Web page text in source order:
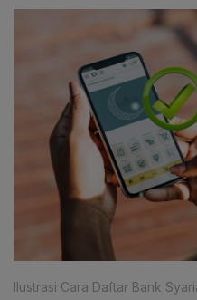
Ilustrasi Cara Daftar Bank